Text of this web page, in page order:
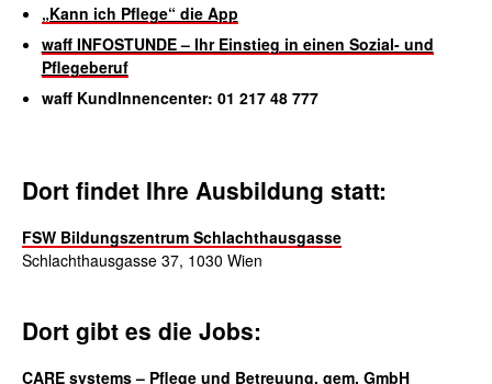
„Kann ich Pflege“ die App
waff INFOSTUNDE – Ihr Einstieg in einen Sozial- und
Pflegeberuf
waff KundInnencenter: 01 217 48 777
Dort findet Ihre Ausbildung statt:
FSW Bildungszentrum Schlachthausgasse
Schlachthausgasse 37, 1030 Wien
Dort gibt es die Jobs:
CARE systems – Pflege und Betreuung, gem. GmbH